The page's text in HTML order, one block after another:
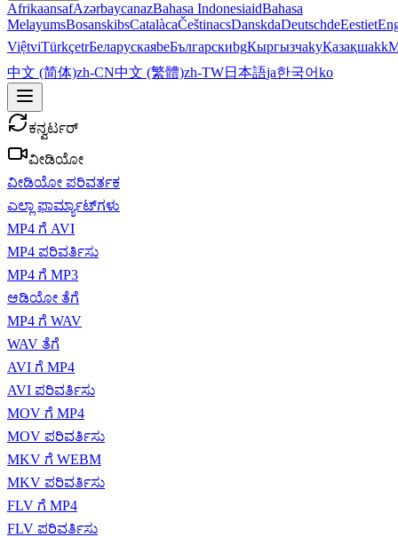
AfrikaansafAzərbaycanazBahasa IndonesiaidBahasa
MelayumsBosanskibsCatalàcaČeštinacsDanskdaDeutschdeEestiet
ViệtviTürkçetrБеларускаяbeБългарскиbgКыргызчаkyҚазақшаkk
中文 (简体)zh-CN中文 (繁體)zh-TW日本語ja한국어ko
ಕನ್ವರ್ಟರ್
ವೀಡಿಯೋ
ವೀಡಿಯೋ ಪರಿವರ್ತಕ
ಎಲ್ಲಾ ಫಾರ್ಮ್ಯಾಟ್‌ಗಳು
MP4 ಗೆ AVI
MP4 ಪರಿವರ್ತಿಸು
MP4 ಗೆ MP3
ಆಡಿಯೋ ತೆಗೆ
MP4 ಗೆ WAV
WAV ತೆಗೆ
AVI ಗೆ MP4
AVI ಪರಿವರ್ತಿಸು
MOV ಗೆ MP4
MOV ಪರಿವರ್ತಿಸು
MKV ಗೆ WEBM
MKV ಪರಿವರ್ತಿಸು
FLV ಗೆ MP4
FLV ಪರಿವರ್ತಿಸು